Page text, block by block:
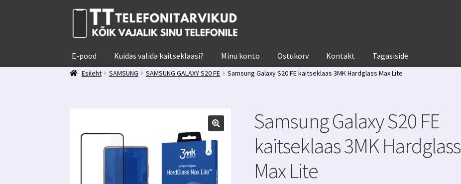
Liigu
navigeerimisele
Liigu
juurde
E-pood Kuidas valida kaitseklaasi? Minu konto Ostukorv Kontakt Tagasiside
Esileht
SAMSUNG SAMSUNG GALAXY S20 FE Samsung Galaxy S20 FE kaitseklaas 3MK Hardglass Max Lite
Samsung Galaxy S20 FE
kaitseklaas 3MK Hardglass
Max Lite